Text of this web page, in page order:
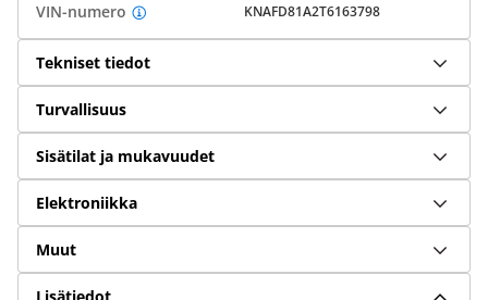
VIN-numero
KNAFD81A2T6163798
Tekniset tiedot
Turvallisuus
Sisätilat ja mukavuudet
Elektroniikka
Muut
Lisätiedot